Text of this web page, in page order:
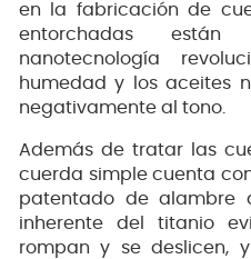
en la fabricación de
entorchadas
nanotecnología
humedad y los aceites
negativamente al tono.
Además de tratar las
cuerda simple cuenta
patentado de alambre
inherente del titanio
rompan y se deslicen,